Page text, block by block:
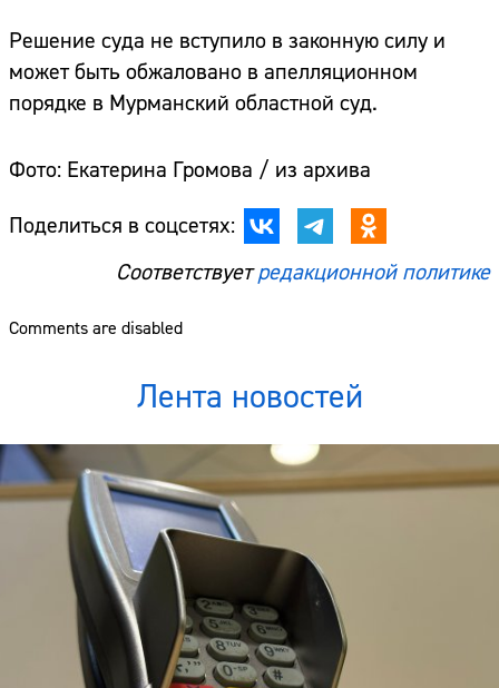
Решение суда не вступило в законную силу и
может быть обжаловано в апелляционном
порядке в Мурманский областной суд.
Фото: Екатерина Громова / из архива
Поделиться в соцсетях:
Соответствуетредакционной политике
Comments are disabled
Лента новостей